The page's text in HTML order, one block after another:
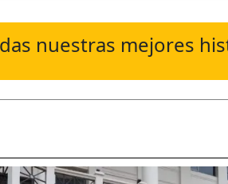
nuestras mejores